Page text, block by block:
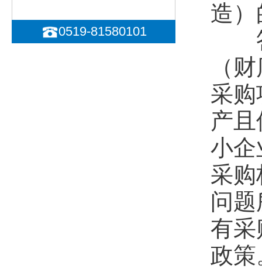
0519-81580101
造
答
（
采
产
小企
采
问
有采
政策